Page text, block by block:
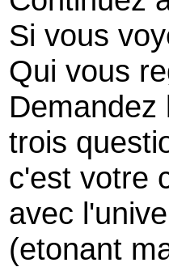
Si vous
Qui vous
Demandez
trois
c'est votre
avec
(etonant